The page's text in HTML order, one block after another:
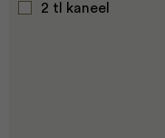
2 tl kaneel